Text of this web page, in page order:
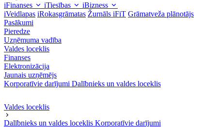
iFinanses iTiesības
iBizness
iVeidlapas iRokasgrāmatas Žurnāls iFiT Grāmatveža plānotājs
Pasākumi
Pieredze
Uzņēmuma vadība
Valdes loceklis
Finanses
Elektronizācija
Jaunais uzņēmējs
Korporatīvie darījumi Dalībnieks un valdes loceklis
Valdes loceklis
Dalībnieks un valdes loceklis Korporatīvie darījumi